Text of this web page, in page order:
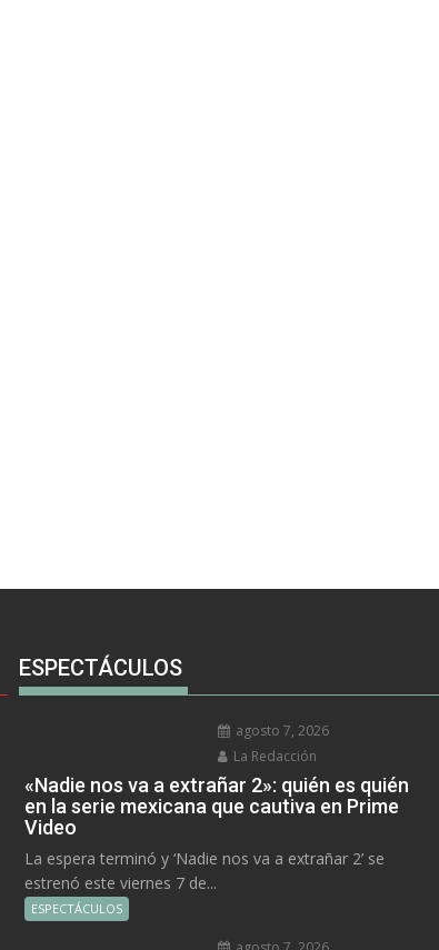
ESPECTÁCULOS
agosto 7, 2026
La Redacción
«Nadie nos va a extrañar 2»: quién es quién
en la serie mexicana que cautiva en Prime
Video
La espera terminó y ‘Nadie nos va a extrañar 2’ se
estrenó este viernes 7 de...
ESPECTÁCULOS